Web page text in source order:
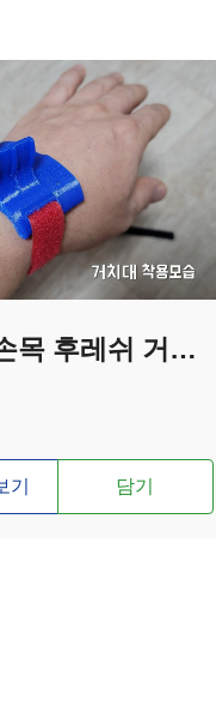
휴대용 손목 후레쉬 거치대
기 담기